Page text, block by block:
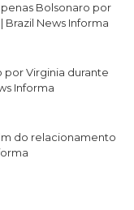
Bolsonaro por
News Informa
Virginia durante
Informa
do relacionamento